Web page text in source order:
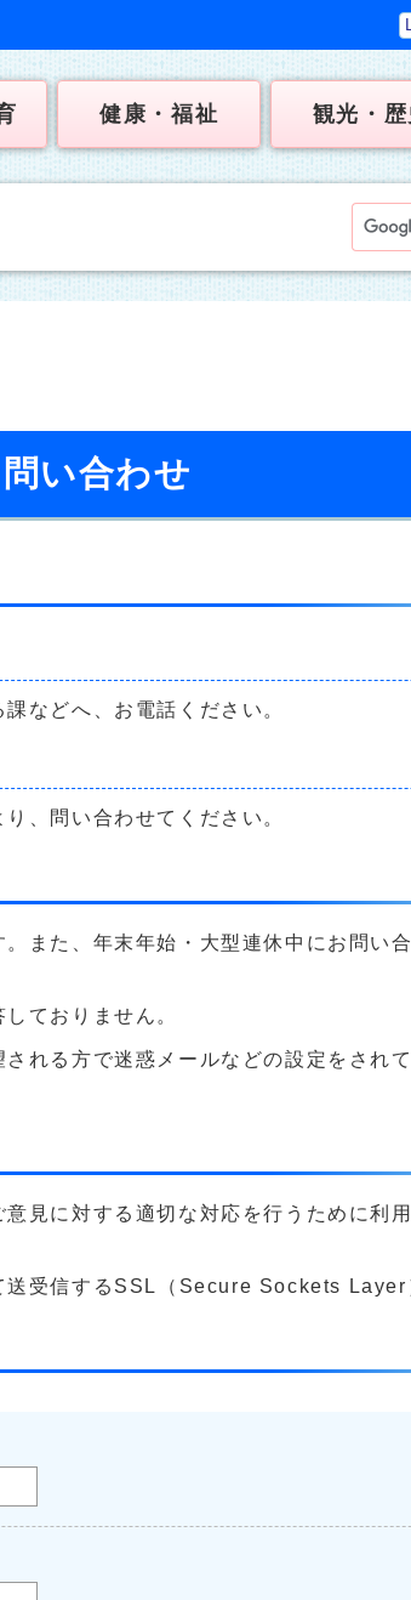
健康・福祉 観光・歴
い合わせ
などへ、お電話ください。
、問い合わせてください。
また、年末年始・大型連休中にお問い
ておりません。
れる方で迷惑メールなどの設定をさ
見に対する適切な対応を行うために利
受信するSSL（Secure Sockets Layer